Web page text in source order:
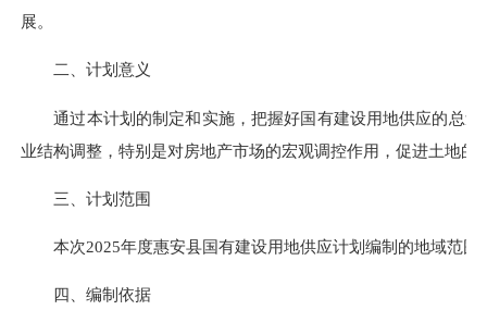
展。
二、计划意义
通过本计划的制定和实施，把握好国有建设用地供应的总量
业结构调整，特别是对房地产市场的宏观调控作用，促进土地的
三、计划范围
本次2025年度惠安县国有建设用地供应计划编制的地域范围
四、编制依据